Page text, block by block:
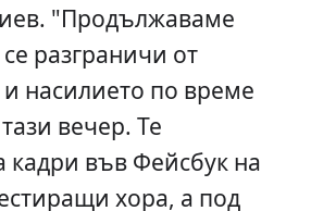
"Продължаваме
разграничи от
насилието по време
вечер. Те
кадри във Фейсбук на
хора, а под